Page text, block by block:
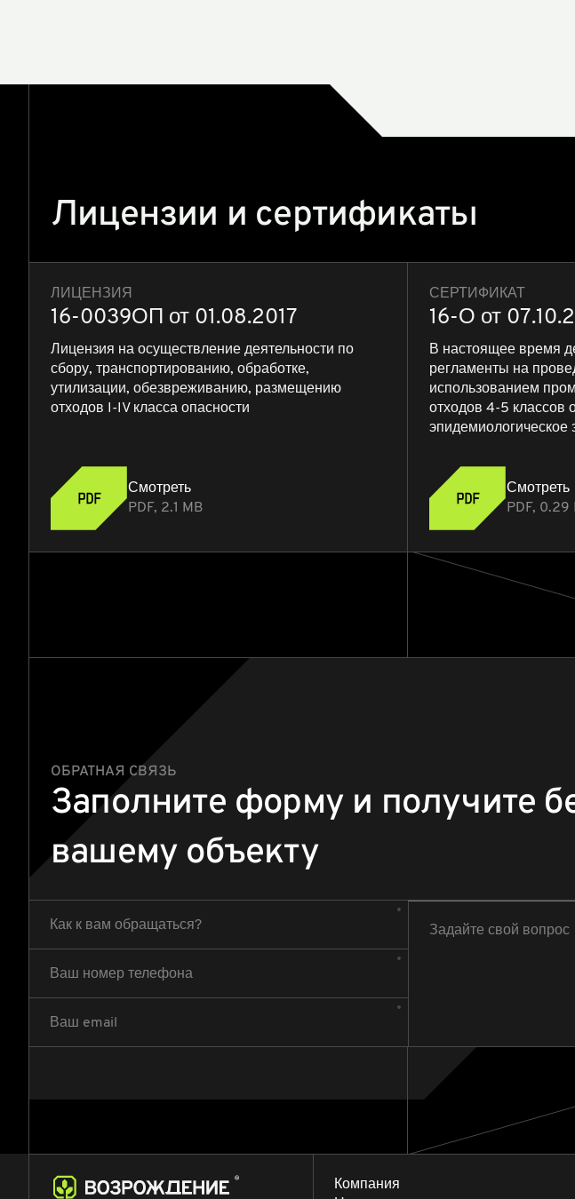
Лицензии и сертификаты
ЛИЦЕНЗИЯ
16-0039ОП от 01.08.2017
Лицензия на осуществление деятельности по
сбору, транспортированию, обработке,
утилизации, обезвреживанию, размещению
отходов I-IV класса опасности
Смотреть
PDF, 2.1 MB
СЕРТИФИКАТ
16-О от
В настоящее время
регламенты на
использованием
отходов 4-5 классов
эпидемиологическое
Смотреть
PDF, 0.29
ОБРАТНАЯ СВЯЗЬ
Заполните форму и получите
вашему объекту
Как к вам обращаться?
Ваш номер телефона
Ваш email
Задайте свой вопрос
Компания